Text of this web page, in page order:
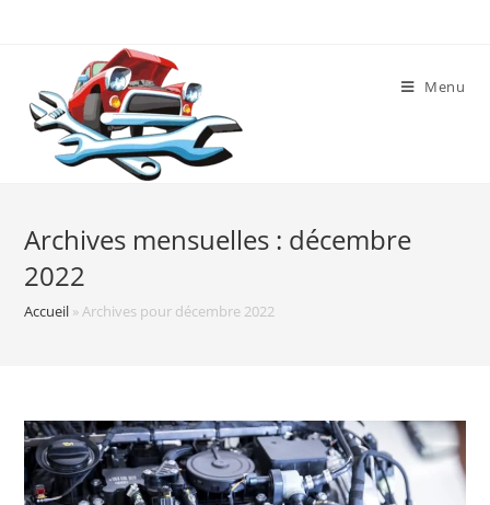
Menu
Archives mensuelles : décembre
2022
Accueil »Archives pour décembre 2022